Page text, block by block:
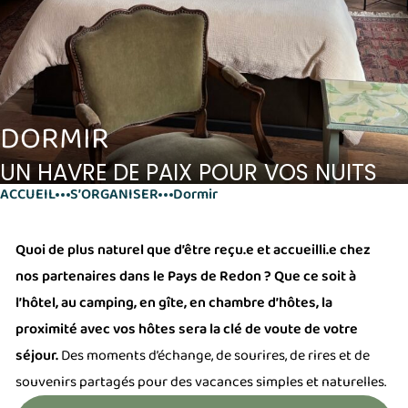
DORMIR
UN HAVRE DE PAIX POUR VOS NUITS
ACCUEIL S’ORGANISER Dormir
Quoi de plus naturel que d’être reçu.e et accueilli.e chez
nos partenaires dans le Pays de Redon ? Que ce soit à
l’hôtel, au camping, en gîte, en chambre d’hôtes, la
proximité avec vos hôtes sera la clé de voute de votre
séjour.Des moments d’échange, de sourires, de rires et de
souvenirs partagés pour des vacances simples et naturelles.